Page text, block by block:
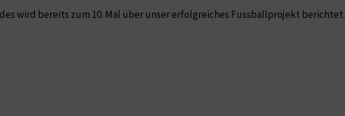
wird bereits zum 10. Mal über unser erfolgreiches Fussballprojekt berichtet.